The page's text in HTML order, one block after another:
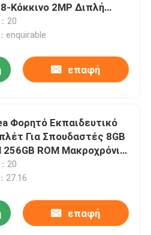
Κόκκινο 2MP Διπλή
Android Quad-Core
CM78
20
enquirable
επαφή
Φορητό Εκπαιδευτικό
Για Σπουδαστές 8GB
256GB ROM Μακροχρόνια
μπαταρίας
Πράσινο
20
27.16
επαφή